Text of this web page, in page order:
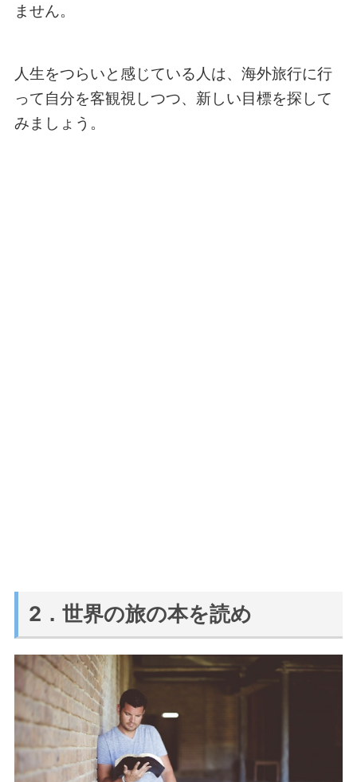
ません。
人生をつらいと感じている人は、海外旅行に行
って自分を客観視しつつ、新しい目標を探して
みましょう。
2．世界の旅の本を読め